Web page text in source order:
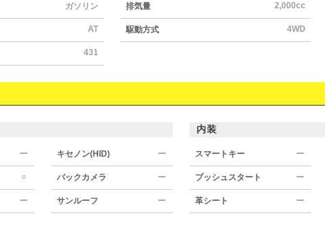
ガソリン 排気量 2,000cc
AT 駆動方式 4WD
431
ー キセノン(HID) ー
○ バックカメラ ー
ー サンルーフ ー
内装
スマートキー ー
プッシュスタート ー
革シート ー